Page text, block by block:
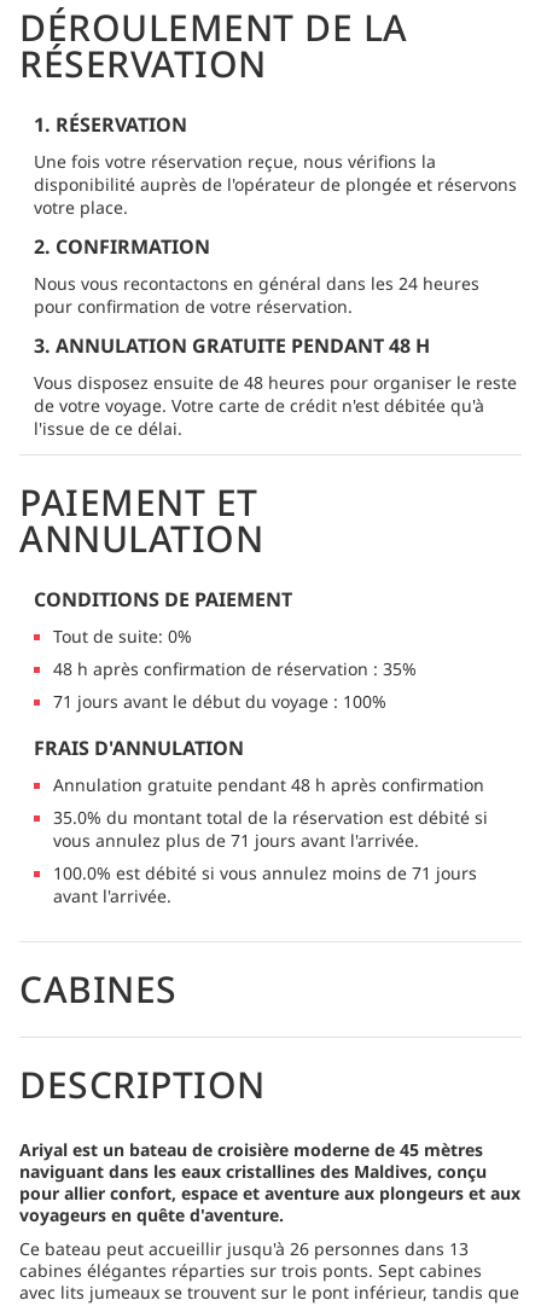
DÉROULEMENT DE LA
RÉSERVATION
1. RÉSERVATION
Une fois votre réservation reçue, nous vérifions la
disponibilité auprès de l'opérateur de plongée et réservons
votre place.
2. CONFIRMATION
Nous vous recontactons en général dans les 24 heures
pour confirmation de votre réservation.
3. ANNULATION GRATUITE PENDANT 48 H
Vous disposez ensuite de 48 heures pour organiser le reste
de votre voyage. Votre carte de crédit n'est débitée qu'à
l'issue de ce délai.
PAIEMENT ET
ANNULATION
CONDITIONS DE PAIEMENT
Tout de suite: 0%
48 h après confirmation de réservation : 35%
71 jours avant le début du voyage : 100%
FRAIS D'ANNULATION
Annulation gratuite pendant 48 h après confirmation
35.0% du montant total de la réservation est débité si
vous annulez plus de 71 jours avant l'arrivée.
100.0% est débité si vous annulez moins de 71 jours
avant l'arrivée.
CABINES
DESCRIPTION
Ariyal est un bateau de croisière moderne de 45 mètres
naviguant dans les eaux cristallines des Maldives, conçu
pour allier confort, espace et aventure aux plongeurs et aux
voyageurs en quête d'aventure.
Ce bateau peut accueillir jusqu'à 26 personnes dans 13
cabines élégantes réparties sur trois ponts. Sept cabines
avec lits jumeaux se trouvent sur le pont inférieur, tandis que